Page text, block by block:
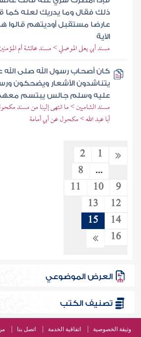
ذلك فقال وما يدريك لعله كما
عارضا مستقبل أوديتهم قالوا
الآية
مسند أبي يعلى الموصلي > مسند عائشة أم
كان أصحاب رسول الله صلى
يتناشدون الأشعار ويضحكون
عليه وسلم جالس يبتسم
مسند الشاميين > ما انتهى إلينا من مسند
أبا عبد الله > مكحول عن أبي أمامة
1
2
...
8
9
10
11
12
13
14
15
16
العرض الموضوعي
تصنيف الكتب
وثيقة الخصوصية اتفاقية الخدمة اتصل بنا